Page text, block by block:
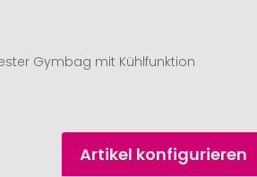
Gymbag mit Kühlfunktion
Artikel konfigurieren